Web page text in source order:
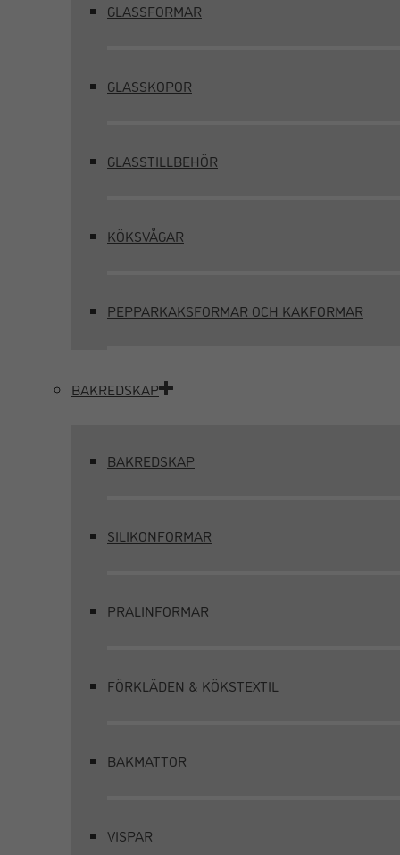
GLASSFORMAR
GLASSKOPOR
GLASSTILLBEHÖR
KÖKSVÅGAR
PEPPARKAKSFORMAR OCH KAKFORMAR
BAKREDSKAP
BAKREDSKAP
SILIKONFORMAR
PRALINFORMAR
FÖRKLÄDEN & KÖKSTEXTIL
BAKMATTOR
VISPAR